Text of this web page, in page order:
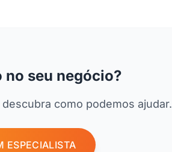
seu negócio?
como podemos ajudar.
ESPECIALISTA